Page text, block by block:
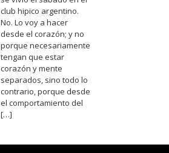
club hipico argentino.
No. Lo voy a hacer
desde el corazón; y no
porque necesariamente
tengan que estar
corazón y mente
separados, sino todo lo
contrario, porque desde
el comportamiento del
[…]